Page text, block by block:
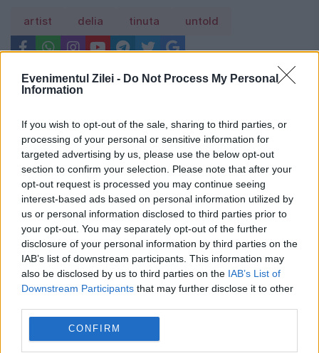
Evenimentul Zilei - Do Not Process My Personal
Information
If you wish to opt-out of the sale, sharing to third parties, or
processing of your personal or sensitive information for
targeted advertising by us, please use the below opt-out
section to confirm your selection. Please note that after your
opt-out request is processed you may continue seeing
interest-based ads based on personal information utilized by
us or personal information disclosed to third parties prior to
your opt-out. You may separately opt-out of the further
disclosure of your personal information by third parties on the
IAB’s list of downstream participants. This information may
also be disclosed by us to third parties on the IAB’s List of
Downstream Participants that may further disclose it to other
CONFIRM
artist delia tinuta untold
Recomandările noastre